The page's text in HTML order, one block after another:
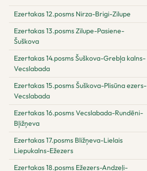
Ezertakas 12.posms Nirza-Brigi-Zilupe
Ezertakas 13.posms Zilupe-Pasiene-
Šuškova
Ezertakas 14.posms Šuškova-Grebļa kalns-
Vecslabada
Ezertakas 15.posms Šuškova-Plisūna ezers-
Vecslabada
Ezertakas 16.posms Vecslabada-Rundēni-
Bļižņeva
Ezertakas 17.posms Bližņeva-Lielais
Liepukalns-Ežezers
Ezertakas 18.posms Ežezers-Andzeļi-